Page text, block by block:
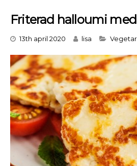
Friterad halloumi
13th april 2020 lisa